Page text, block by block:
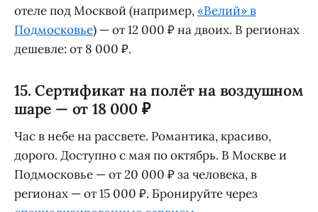
отеле под Москвой (например,«Велий» в
Подмосковье) — от 12 000 ₽ на двоих. В регионах
дешевле: от 8 000 ₽.
15. Сертификат на полёт на воздушном
шаре — от 18 000 ₽
Час в небе на рассвете. Романтика, красиво,
дорого. Доступно с мая по октябрь. В Москве и
Подмосковье — от 20 000 ₽ за человека, в
регионах — от 15 000 ₽. Бронируйте через